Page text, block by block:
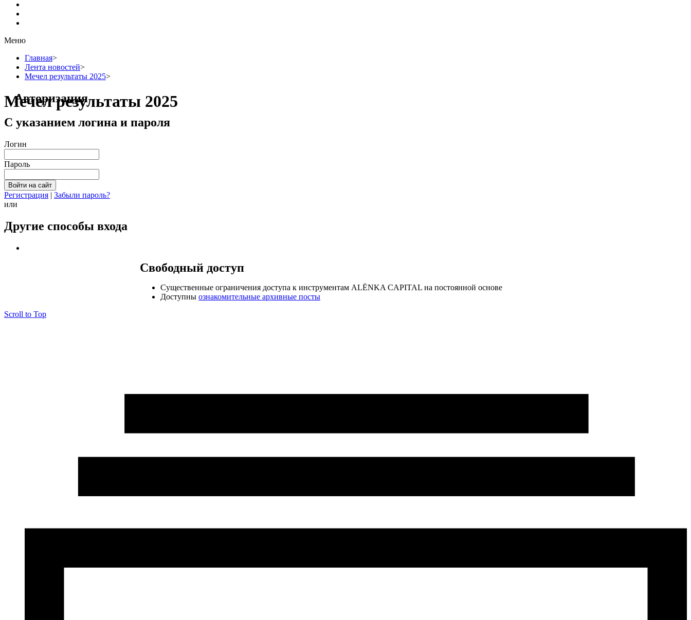
Меню
Главная>
Лента новостей>
Мечел результаты 2025>
Мечел результаты 2025
Авторизация
С указанием логина и пароля
Логин
Пароль
Регистрация | Забыли пароль?
или
Другие способы входа
Свободный доступ
Cущественные ограничения доступа к инструментам ALЁNKA CAPITAL на постоянной основе
Доступны ознакомительные архивные посты
Scroll to Top